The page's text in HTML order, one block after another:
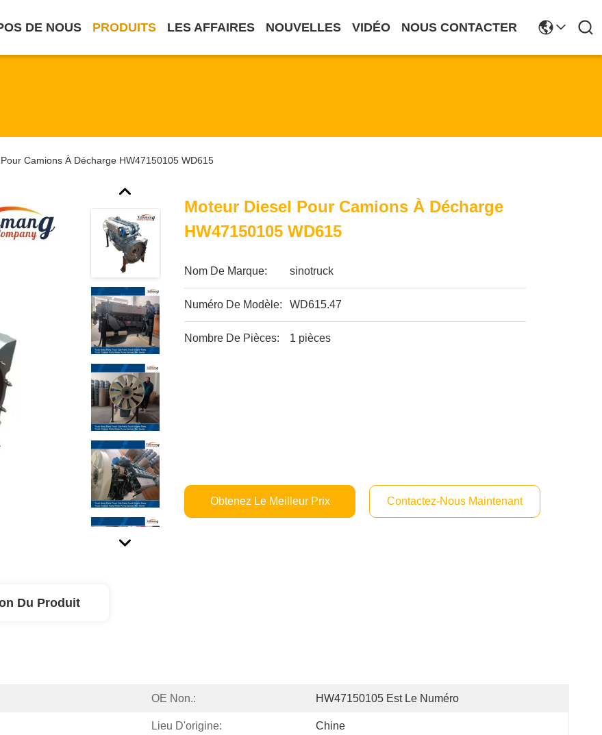
DE NOUS PRODUITS LES AFFAIRES NOUVELLES VIDÉO NOUS CONTACTER
Camions À Décharge HW47150105 WD615
Moteur Diesel Pour Camions À Décharge
HW47150105 WD615
Nom De Marque: sinotruck
Numéro De Modèle: WD615.47
Nombre De Pièces: 1 pièces
Obtenez Le Meilleur Prix Contactez-Nous Maintenant
Du Produit
OE Non.: HW47150105 Est Le Numéro
Lieu D'origine: Chine